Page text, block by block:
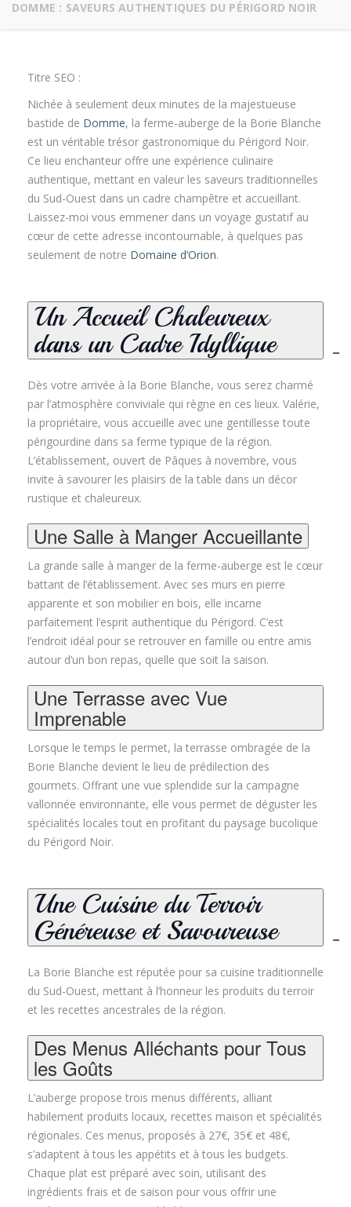
DOMME : SAVEURS AUTHENTIQUES DU PÉRIGORD NOIR
Titre SEO :
Nichée à seulement deux minutes de la majestueuse
bastide de Domme, la ferme-auberge de la Borie Blanche
est un véritable trésor gastronomique du Périgord Noir.
Ce lieu enchanteur offre une expérience culinaire
authentique, mettant en valeur les saveurs traditionnelles
du Sud-Ouest dans un cadre champêtre et accueillant.
Laissez-moi vous emmener dans un voyage gustatif au
cœur de cette adresse incontournable, à quelques pas
seulement de notre Domaine d’Orion.
Un Accueil Chaleureux
dans un Cadre Idyllique
Dès votre arrivée à la Borie Blanche, vous serez charmé
par l’atmosphère conviviale qui règne en ces lieux. Valérie,
la propriétaire, vous accueille avec une gentillesse toute
périgourdine dans sa ferme typique de la région.
L’établissement, ouvert de Pâques à novembre, vous
invite à savourer les plaisirs de la table dans un décor
rustique et chaleureux.
Une Salle à Manger Accueillante
La grande salle à manger de la ferme-auberge est le cœur
battant de l’établissement. Avec ses murs en pierre
apparente et son mobilier en bois, elle incarne
parfaitement l’esprit authentique du Périgord. C’est
l’endroit idéal pour se retrouver en famille ou entre amis
autour d’un bon repas, quelle que soit la saison.
Une Terrasse avec Vue
Imprenable
Lorsque le temps le permet, la terrasse ombragée de la
Borie Blanche devient le lieu de prédilection des
gourmets. Offrant une vue splendide sur la campagne
vallonnée environnante, elle vous permet de déguster les
spécialités locales tout en profitant du paysage bucolique
du Périgord Noir.
Une Cuisine du Terroir
Généreuse et Savoureuse
La Borie Blanche est réputée pour sa cuisine traditionnelle
du Sud-Ouest, mettant à l’honneur les produits du terroir
et les recettes ancestrales de la région.
Des Menus Alléchants pour Tous
les Goûts
L’auberge propose trois menus différents, alliant
habilement produits locaux, recettes maison et spécialités
régionales. Ces menus, proposés à 27€, 35€ et 48€,
s’adaptent à tous les appétits et à tous les budgets.
Chaque plat est préparé avec soin, utilisant des
ingrédients frais et de saison pour vous offrir une